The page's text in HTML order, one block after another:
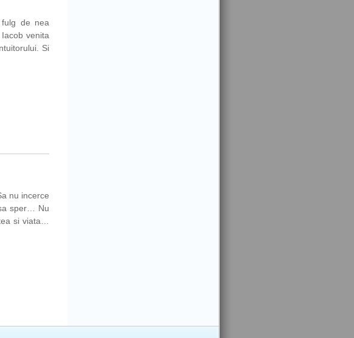
de nea
venita
Si
nu incerce
sper… Nu
si viata…